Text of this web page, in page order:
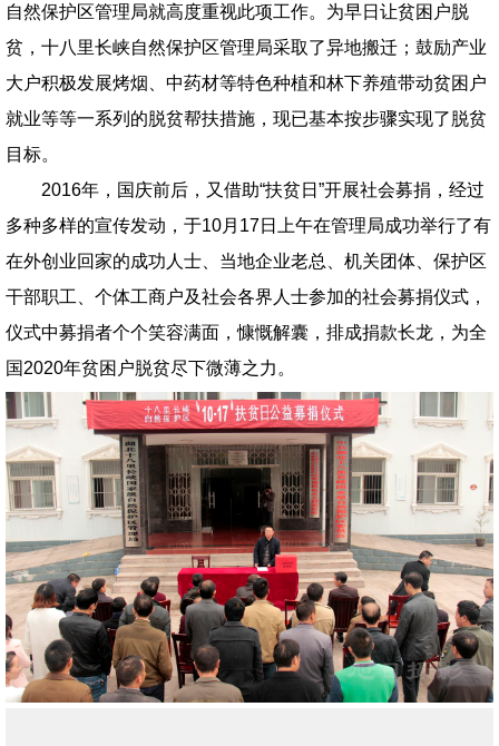
自然保护区管理局就高度重视此项工作。为早日让贫困户脱
贫，十八里长峡自然保护区管理局采取了异地搬迁；鼓励产业
大户积极发展烤烟、中药材等特色种植和林下养殖带动贫困户
就业等等一系列的脱贫帮扶措施，现已基本按步骤实现了脱贫
目标。
2016年，国庆前后，又借助“扶贫日”开展社会募捐，经过
多种多样的宣传发动，于10月17日上午在管理局成功举行了有
在外创业回家的成功人士、当地企业老总、机关团体、保护区
干部职工、个体工商户及社会各界人士参加的社会募捐仪式，
仪式中募捐者个个笑容满面，慷慨解囊，排成捐款长龙，为全
国2020年贫困户脱贫尽下微薄之力。